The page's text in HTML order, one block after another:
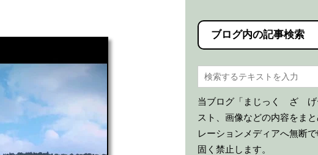
ブログ内の記事検索
当ブログ「まじっく ざ げ
スト、画像などの内容をま
レーションメディアへ無断
固く禁止します。